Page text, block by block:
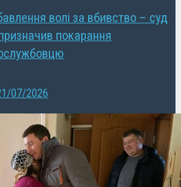
волі за вбивство – суд
покарання
07/2026